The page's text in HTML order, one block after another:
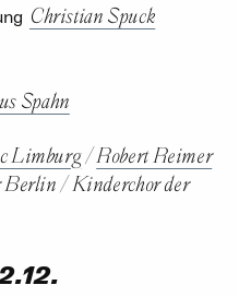
Christian Spuck
Spahn
Limburg/Robert Reimer
Berlin /Kinderchor der